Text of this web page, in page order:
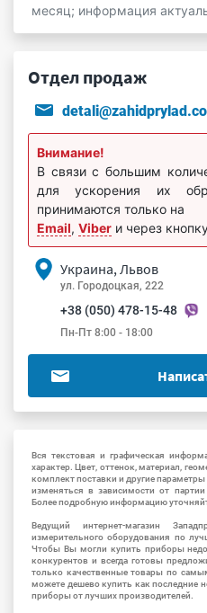
месяц; информация
Отдел продаж
Внимание!
В связи с большим
для ускорения их
принимаются только на
Email, Viber и через
Украина, Львов
ул. Городоцкая, 222
+38 (050) 478-15-48
Пн-Пт 8:00 - 18:00
Вся текстовая и графическая
характер. Цвет, оттенок, материал,
комплект поставки и другие параметры
изменяться в зависимости от
Более подробную информацию
Ведущий интернет-магазин
измерительного оборудования по
Чтобы Вы могли купить приборы
конкурентов и всегда готовы
только качественные товары по
можете дешево купить как последние
приборы от лучших производителей.